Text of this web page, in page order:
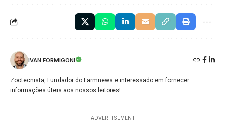
IVAN FORMIGONI
Zootecnista, Fundador do Farmnews e interessado em fornecer
informações úteis aos nossos leitores!
- ADVERTISEMENT -